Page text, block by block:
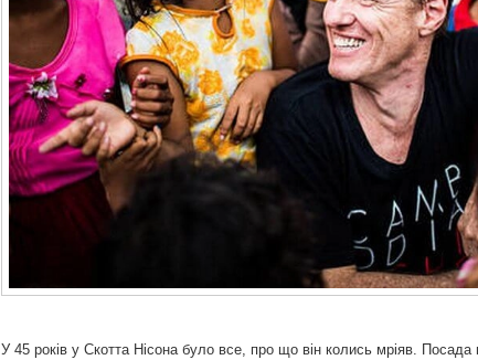
У 45 років у Скотта Нісона було все, про що він колись мріяв. Посада